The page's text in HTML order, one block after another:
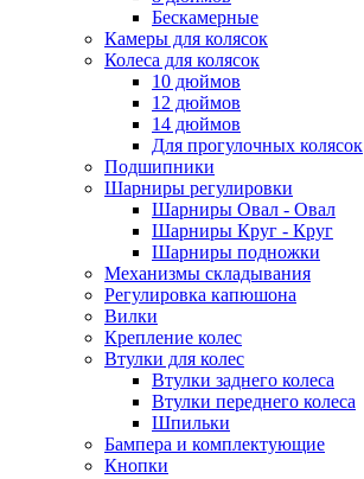
Бескамерные
Камеры для колясок
Колеса для колясок
10 дюймов
12 дюймов
14 дюймов
Для прогулочных колясок
Подшипники
Шарниры регулировки
Шарниры Овал - Овал
Шарниры Круг - Круг
Шарниры подножки
Механизмы складывания
Регулировка капюшона
Вилки
Крепление колес
Втулки для колес
Втулки заднего колеса
Втулки переднего колеса
Шпильки
Бампера и комплектующие
Кнопки